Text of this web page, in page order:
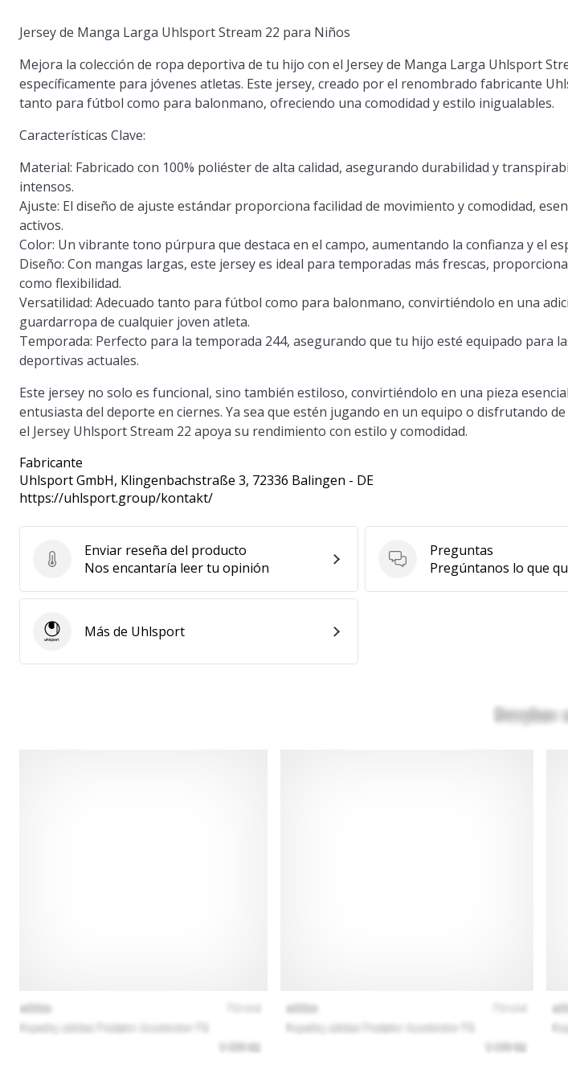
Jersey de Manga Larga Uhlsport Stream 22 para Niños
Mejora la colección de ropa deportiva de tu hijo con el Jersey de Manga Larga Uhlsport
específicamente para jóvenes atletas. Este jersey, creado por el renombrado fabricante
tanto para fútbol como para balonmano, ofreciendo una comodidad y estilo inigualables.
Características Clave:
Material: Fabricado con 100% poliéster de alta calidad, asegurando durabilidad y
intensos.
Ajuste: El diseño de ajuste estándar proporciona facilidad de movimiento y comodidad,
activos.
Color: Un vibrante tono púrpura que destaca en el campo, aumentando la confianza y el
Diseño: Con mangas largas, este jersey es ideal para temporadas más frescas,
como flexibilidad.
Versatilidad: Adecuado tanto para fútbol como para balonmano, convirtiéndolo en una
guardarropa de cualquier joven atleta.
Temporada: Perfecto para la temporada 244, asegurando que tu hijo esté equipado para
deportivas actuales.
Este jersey no solo es funcional, sino también estiloso, convirtiéndolo en una pieza
entusiasta del deporte en ciernes. Ya sea que estén jugando en un equipo o disfrutando
el Jersey Uhlsport Stream 22 apoya su rendimiento con estilo y comodidad.
Fabricante
Uhlsport GmbH, Klingenbachstraße 3, 72336 Balingen - DE
https://uhlsport.group/kontakt/
Enviar reseña del producto
Enviar reseña del producto
Nos encantaría leer tu opinión
Preguntas
Preguntas
Pregúntanos lo que
UhlsportMás de Uhlsport